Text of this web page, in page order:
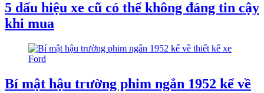
5 dấu hiệu xe cũ có thể không đáng tin cậy
khi mua
Bí mật hậu trường phim ngắn 1952 kể về